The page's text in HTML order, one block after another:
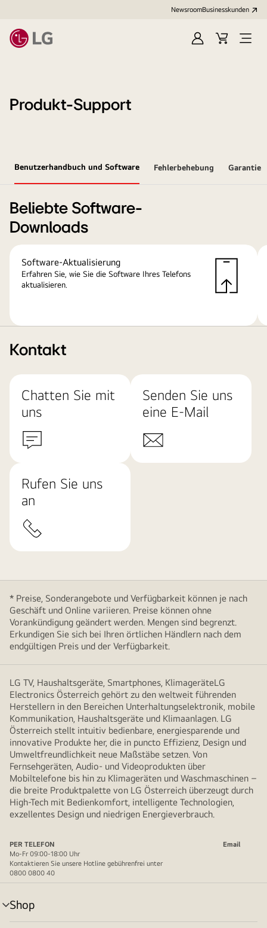
NewsroomBusinesskunden
AnmeldenWarenkorb
Menü
Produkt-Support
Benutzerhandbuch und Software Fehlerbehebung Garantie
Beliebte Software-
Downloads
Software-Aktualisierung
Erfahren Sie, wie Sie die Software Ihres Telefons
aktualisieren.
Kontakt
Chatten Sie mit
uns
Senden Sie uns
eine E-Mail
Rufen Sie uns
an
* Preise, Sonderangebote und Verfügbarkeit können je nach
Geschäft und Online variieren. Preise können ohne
Vorankündigung geändert werden. Mengen sind begrenzt.
Erkundigen Sie sich bei Ihren örtlichen Händlern nach dem
endgültigen Preis und der Verfügbarkeit.
LG TV, Haushaltsgeräte, Smartphones, KlimageräteLG
Electronics Österreich gehört zu den weltweit führenden
Herstellern in den Bereichen Unterhaltungselektronik, mobile
Kommunikation, Haushaltsgeräte und Klimaanlagen. LG
Österreich stellt intuitiv bedienbare, energiesparende und
innovative Produkte her, die in puncto Effizienz, Design und
Umweltfreundlichkeit neue Maßstäbe setzen. Von
Fernsehgeräten, Audio- und Videoprodukten über
Mobiltelefone bis hin zu Klimageräten und Waschmaschinen –
die breite Produktpalette von LG Österreich überzeugt durch
High-Tech mit Bedienkomfort, intelligente Technologien,
exzellentes Design und niedrigen Energieverbrauch.
PER TELEFON
Email
Mo-Fr 09:00-18:00 Uhr
Kontaktieren Sie unsere Hotline gebührenfrei unter
0800 0800 40
Shop
Menü
umschalten